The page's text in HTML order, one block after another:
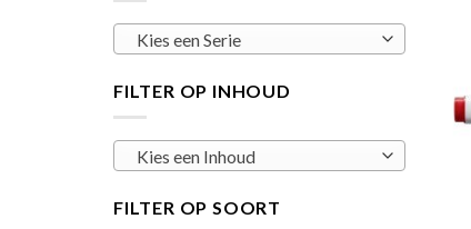
Kies een Serie
FILTER OP INHOUD
Kies een Inhoud
FILTER OP SOORT